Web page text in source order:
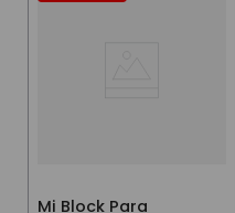
Mi Block Para